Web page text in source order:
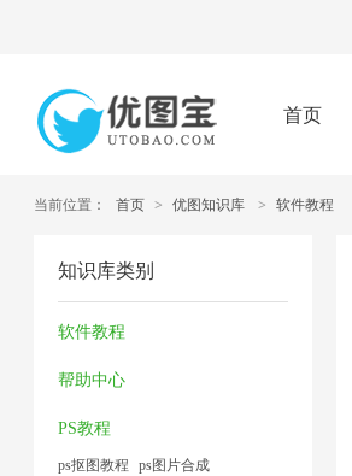
首页
当前位置： 首页 > 优图知识库 > 软件教程
知识库类别
软件教程
帮助中心
PS教程
ps抠图教程 ps图片合成